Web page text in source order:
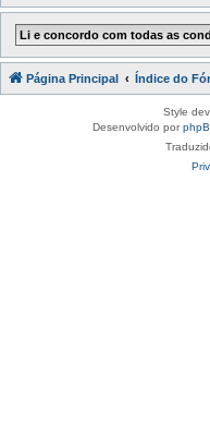
Página Principal Índice do
Style
Desenvolvido por